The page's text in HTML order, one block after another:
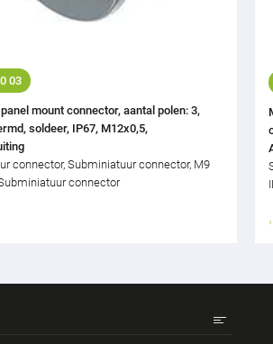
03
mount connector, aantal polen: 3,
soldeer, IP67, M12x0,5,
connector, Subminiatuur connector, M9
connector